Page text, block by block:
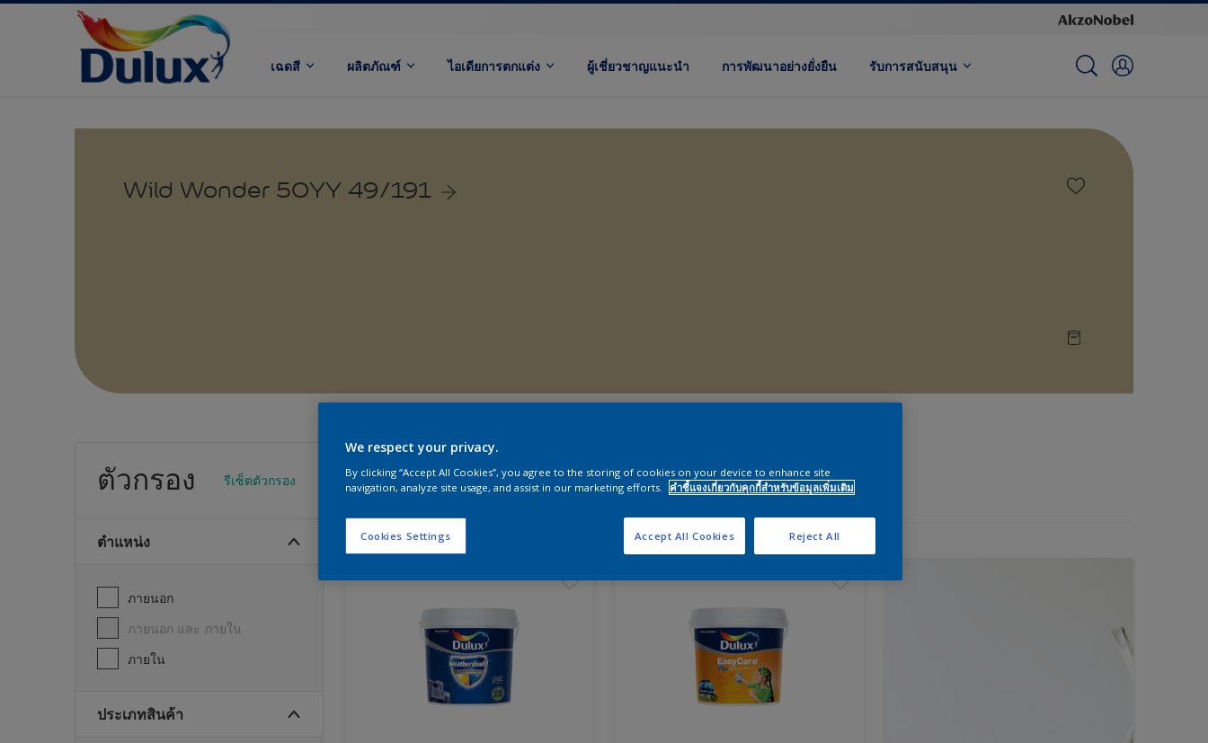
เฉดสี ผลิตภัณฑ์ ไอเดียการตกแต่ง ผู้เชี่ยวชาญแนะนำ การพัฒนาอย่างยั่งยืน รับการสนับสนุน
Wild Wonder 50YY 49/191
ตัวกรอง รีเซ็ตตัวกรอง
ตำแหน่ง
ภายนอก
ภายนอก และ ภายใน
ภายใน
ประเภทสินค้า
สีทาผนังและสีห้องนอน
We respect your privacy.
By clicking “Accept All Cookies”, you agree to the storing of cookies on your device to enhance site
navigation, analyze site usage, and assist in our marketing efforts.
คำชี้แจงเกี่ยวกับคุกกี้สำหรับข้อมูลเพิ่มเติม
Cookies Settings Reject All
Accept All Cookies